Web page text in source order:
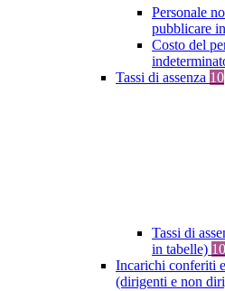
Personale
pubblicare
Costo del
Tassi di assenza 10
Tassi di
in tabelle) 10
Incarichi conferiti
(dirigenti e non